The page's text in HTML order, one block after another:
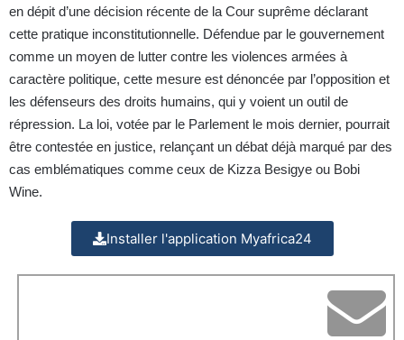
en dépit d’une décision récente de la Cour suprême déclarant
cette pratique inconstitutionnelle. Défendue par le gouvernement
comme un moyen de lutter contre les violences armées à
caractère politique, cette mesure est dénoncée par l’opposition et
les défenseurs des droits humains, qui y voient un outil de
répression. La loi, votée par le Parlement le mois dernier, pourrait
être contestée en justice, relançant un débat déjà marqué par des
cas emblématiques comme ceux de Kizza Besigye ou Bobi
Wine.
Installer l'application Myafrica24